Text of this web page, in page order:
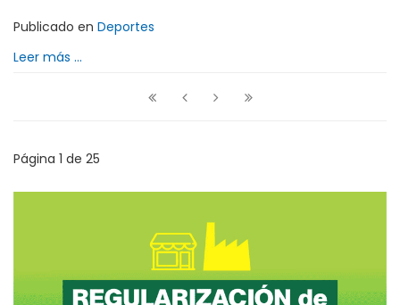
Publicado en Deportes
Leer más ...
Página 1 de 25